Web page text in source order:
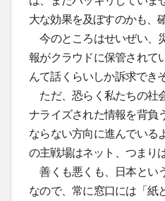
大な効果を及ぼすのかも、
今のところはせいぜい、
報がクラウドに保管されて
んて話くらいしか訴求でき
ただ、恐らく私たちの社
ナライズされた情報を背負
ならない方向に進んでいる
の主戦場はネット、つまり
善くも悪くも、日本とい
なので、常に窓口には「紙